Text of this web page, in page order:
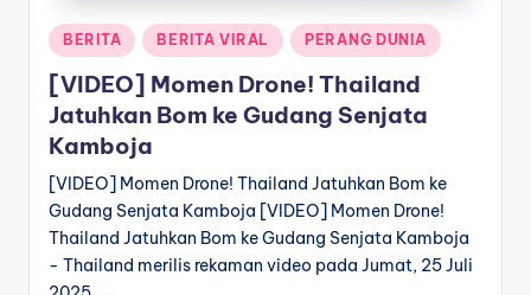
k
n
Posted
in
BERITA BERITA VIRAL PERANG DUNIA
[VIDEO] Momen Drone! Thailand
Jatuhkan Bom ke Gudang Senjata
Kamboja
[VIDEO] Momen Drone! Thailand Jatuhkan Bom ke
Gudang Senjata Kamboja [VIDEO] Momen Drone!
Thailand Jatuhkan Bom ke Gudang Senjata Kamboja
- Thailand merilis rekaman video pada Jumat, 25 Juli